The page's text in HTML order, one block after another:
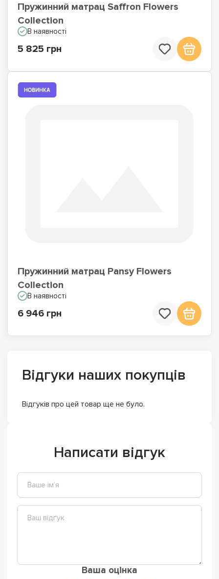
Пружинний матрац Saffron Flowers
Collection
В наявності
5 825 грн
Пружинний матрац Pansy Flowers
Collection
В наявності
6 946 грн
Відгуки наших покупців
Відгуків про цей товар ще не було.
Написати відгук
Ваша оцінка